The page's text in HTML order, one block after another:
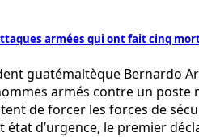
armées qui ont fait cinq
guatémaltèque
armés contre un
de forcer les forces de
d’urgence, le premier